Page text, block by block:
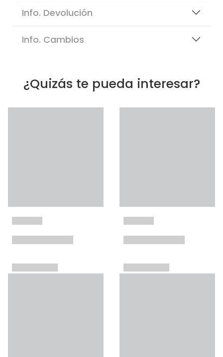
Info. Devolución
Info. Cambios
¿Quizás te pueda interesar?